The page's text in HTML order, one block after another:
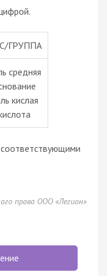
ГРУППА
средняя
кислая
права ООО «Легион»